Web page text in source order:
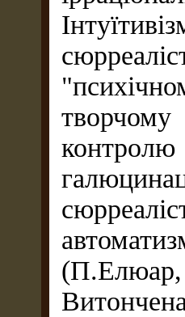
(П.Елюар,